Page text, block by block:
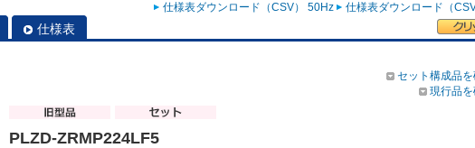
仕様表ダウンロード（CSV） 50Hz 仕様表ダウンロード（
仕様表
セット構成品
現行品
PLZD-ZRMP224LF5